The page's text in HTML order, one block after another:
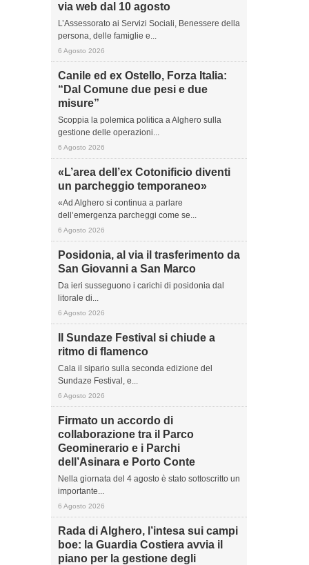
via web dal 10 agosto
L’Assessorato ai Servizi Sociali, Benessere della
persona, delle famiglie e...
6 Agosto 2026
Canile ed ex Ostello, Forza Italia:
“Dal Comune due pesi e due
misure”
Scoppia la polemica politica a Alghero sulla
gestione delle operazioni...
6 Agosto 2026
«L’area dell’ex Cotonificio diventi
un parcheggio temporaneo»
«Ad Alghero si continua a parlare
dell’emergenza parcheggi come se...
6 Agosto 2026
Posidonia, al via il trasferimento da
San Giovanni a San Marco
Da ieri susseguono i carichi di posidonia dal
litorale di...
6 Agosto 2026
Il Sundaze Festival si chiude a
ritmo di flamenco
Cala il sipario sulla seconda edizione del
Sundaze Festival, e...
6 Agosto 2026
Firmato un accordo di
collaborazione tra il Parco
Geominerario e i Parchi
dell’Asinara e Porto Conte
Nella giornata del 4 agosto è stato sottoscritto un
importante...
6 Agosto 2026
Rada di Alghero, l’intesa sui campi
boe: la Guardia Costiera avvia il
piano per la gestione degli